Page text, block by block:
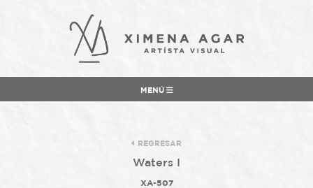
MENÚ
REGRESAR
Waters I
XA-507